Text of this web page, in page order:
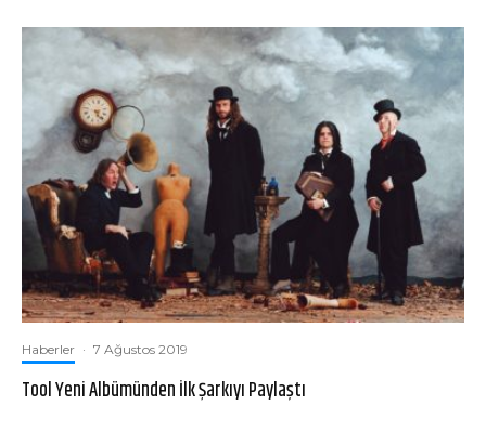
Haberler · 7 Ağustos 2019
Tool Yeni Albümünden İlk Şarkıyı Paylaştı